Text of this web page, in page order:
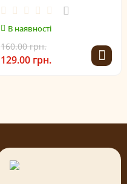
В наявності
160.00 грн.
129.00 грн.